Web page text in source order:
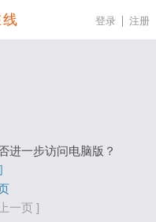
登录 注册
进一步访问电脑版？
一页 ]